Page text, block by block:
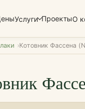
Услуги ПроектыО
Котовник Фассена